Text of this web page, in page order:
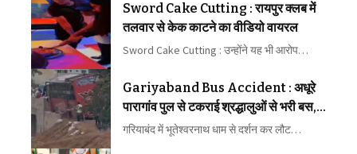
Sword Cake Cutting : रायपुर क्लब में
तलवार से केक काटने का वीडियो वायरल
Sword Cake Cutting : उन्होंने यह भी आरोप…
Gariyaband Bus Accident : अधूरे
पारागांव पुल से टकराई श्रद्धालुओं से भरी बस,
बड़ा हादसा टला
गरियाबंद में भूतेश्वरनाथ धाम से दर्शन कर लौट…